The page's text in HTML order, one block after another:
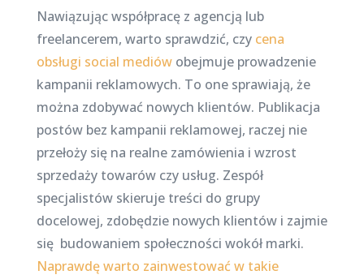
Nawiązując współpracę z agencją lub
freelancerem, warto sprawdzić, czy cena
obsługi social mediówobejmuje prowadzenie
kampanii reklamowych. To one sprawiają, że
można zdobywać nowych klientów. Publikacja
postów bez kampanii reklamowej, raczej nie
przełoży się na realne zamówienia i wzrost
sprzedaży towarów czy usług. Zespół
specjalistów skieruje treści do grupy
docelowej, zdobędzie nowych klientów i zajmie
się budowaniem społeczności wokół marki.
Naprawdę warto zainwestować w takie